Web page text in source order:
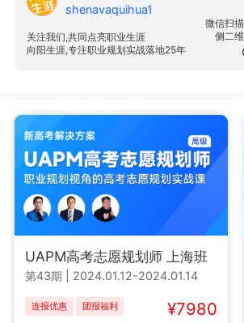
微信扫
侧二
shenavaquihua1
关注我们,共同点亮职业生涯
向阳生涯,专注职业规划实战落地25年
UAPM高考志愿规划师 上海班
第43期 2024.01.12-2024.01.14
连报优惠 团报福利 ¥7980